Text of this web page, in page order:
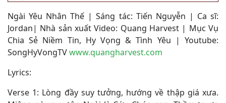
Ngài Yêu Nhân Thế | Sáng tác: Tiến Nguyễn | Ca sĩ:
Jordan| Nhà sản xuất Video: Quang Harvest | Mục Vụ
Chia Sẻ Niềm Tin, Hy Vọng & Tình Yêu | Youtube:
SongHyVongTVwww.quangharvest.com
Lyrics:
Verse 1: Lòng đầy suy tưởng, hướng về thập giá xưa.